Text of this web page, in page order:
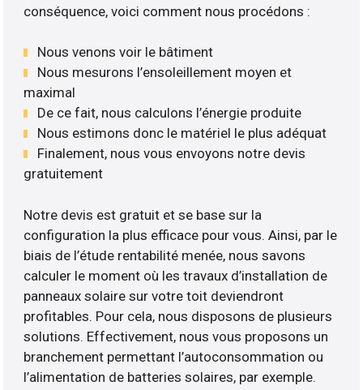
conséquence, voici comment nous procédons :
Nous venons voir le bâtiment
Nous mesurons l’ensoleillement moyen et
maximal
De ce fait, nous calculons l’énergie produite
Nous estimons donc le matériel le plus adéquat
Finalement, nous vous envoyons notre devis
gratuitement
Notre devis est gratuit et se base sur la
configuration la plus efficace pour vous. Ainsi, par le
biais de l’étude rentabilité menée, nous savons
calculer le moment où les travaux d’installation de
panneaux solaire sur votre toit deviendront
profitables. Pour cela, nous disposons de plusieurs
solutions. Effectivement, nous vous proposons un
branchement permettant l’autoconsommation ou
l’alimentation de batteries solaires, par exemple.